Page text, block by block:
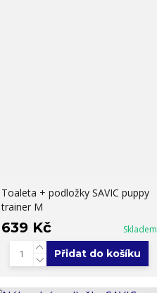
Toaleta + podložky SAVIC puppy
trainer M
639 Kč Skladem
Přidat do košíku